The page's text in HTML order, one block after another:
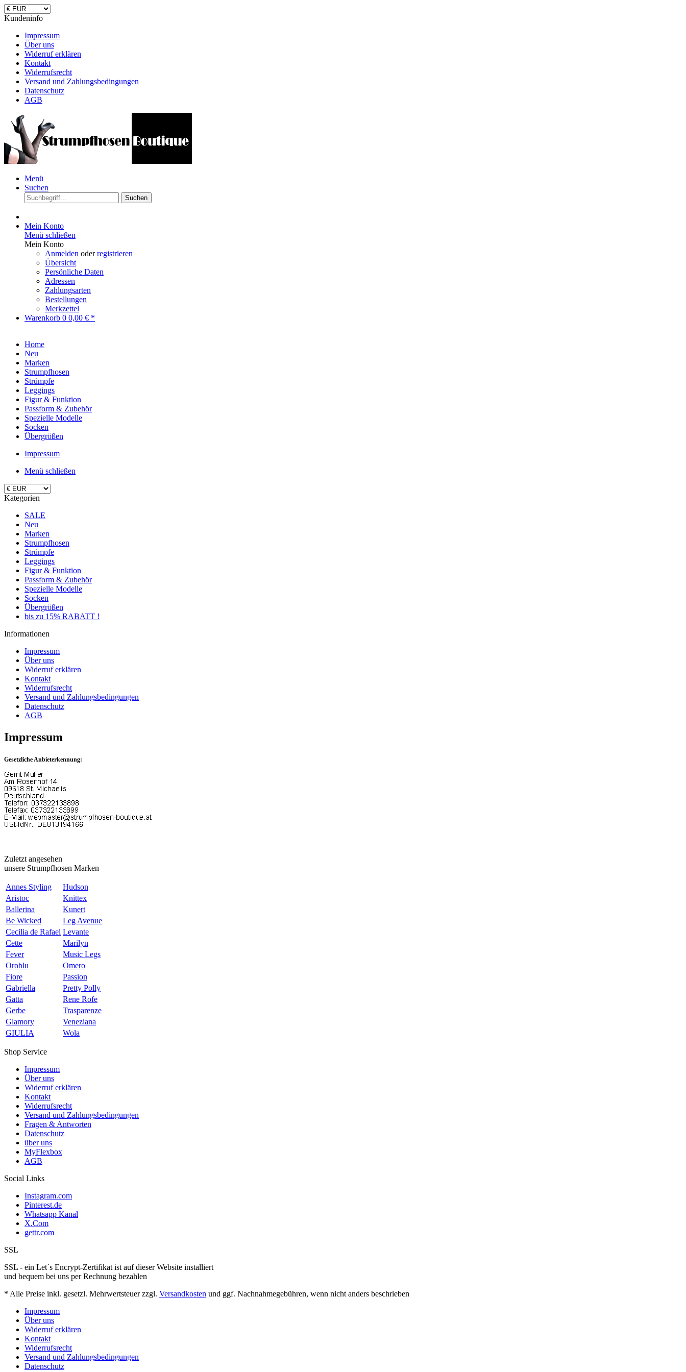
Kundeninfo
Impressum
Über uns
Widerruf erklären
Kontakt
Widerrufsrecht
Versand und Zahlungsbedingungen
Datenschutz
AGB
Menü
Suchen
Suchen
Mein Konto
Menü schließen
Mein Konto
Anmelden oderregistrieren
Übersicht
Persönliche Daten
Adressen
Zahlungsarten
Bestellungen
Merkzettel
Warenkorb 0 0,00 € *
Home
Neu
Marken
Strumpfhosen
Strümpfe
Leggings
Figur & Funktion
Passform & Zubehör
Spezielle Modelle
Socken
Übergrößen
Impressum
Menü schließen
Kategorien
SALE
Neu
Marken
Strumpfhosen
Strümpfe
Leggings
Figur & Funktion
Passform & Zubehör
Spezielle Modelle
Socken
Übergrößen
bis zu 15% RABATT !
Informationen
Impressum
Über uns
Widerruf erklären
Kontakt
Widerrufsrecht
Versand und Zahlungsbedingungen
Datenschutz
AGB
Impressum
Gesetzliche Anbieterkennung:
Zuletzt angesehen
unsere Strumpfhosen Marken
Annes Styling
Hudson
Aristoc
Knittex
Ballerina
Kunert
Be Wicked
Leg Avenue
Cecilia de Rafael Levante
Cette
Marilyn
Fever
Music Legs
Oroblu
Omero
Fiore
Passion
Gabriella
Pretty Polly
Gatta
Rene Rofe
Gerbe
Trasparenze
Glamory
Veneziana
GIULIA
Wola
Shop Service
Impressum
Über uns
Widerruf erklären
Kontakt
Widerrufsrecht
Versand und Zahlungsbedingungen
Fragen & Antworten
Datenschutz
über uns
MyFlexbox
AGB
Social Links
Instagram.com
Pinterest.de
Whatsapp Kanal
X.Com
gettr.com
SSL
SSL - ein Let´s Encrypt-Zertifikat ist auf dieser Website installiert
und bequem bei uns per Rechnung bezahlen
* Alle Preise inkl. gesetzl. Mehrwertsteuer zzgl. Versandkosten und ggf. Nachnahmegebühren, wenn nicht anders beschrieben
Impressum
Über uns
Widerruf erklären
Kontakt
Widerrufsrecht
Versand und Zahlungsbedingungen
Datenschutz